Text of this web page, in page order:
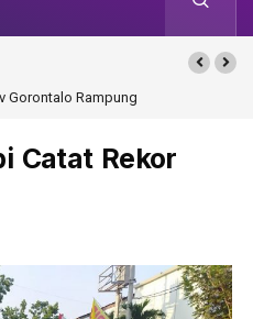
RampungGorontalo Ikut
Catat Rekor